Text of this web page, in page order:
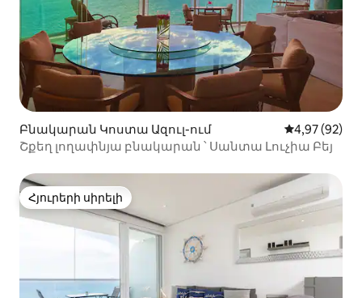
Բնակարան Կոստա Ազուլ-ում Միջին
4,97 (92)
Շքեղ լողափնյա բնակարան ՝ Սանտա Լուչիա Բեյ
Հյուրերի սիրելի
Հյուրերի սիրելի